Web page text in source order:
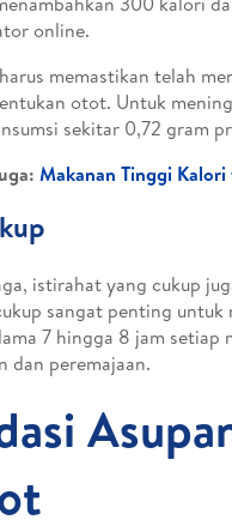
online.
memastikan telah
otot. Untuk
sekitar 0,72 gram
Makanan Tinggi
istirahat yang cukup
sangat penting
7 hingga 8 jam setiap
dan peremajaan.